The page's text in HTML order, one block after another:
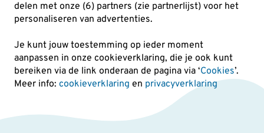
delen met onze (6) partners (zie partnerlijst) voor het
personaliseren van advertenties.
Je kunt jouw toestemming op ieder moment
aanpassen in onze cookieverklaring, die je ook kunt
bereiken via de link onderaan de pagina via ‘Cookies’.
Meer info: cookieverklaring en privacyverklaring
ANWB vogelgids van
Europa